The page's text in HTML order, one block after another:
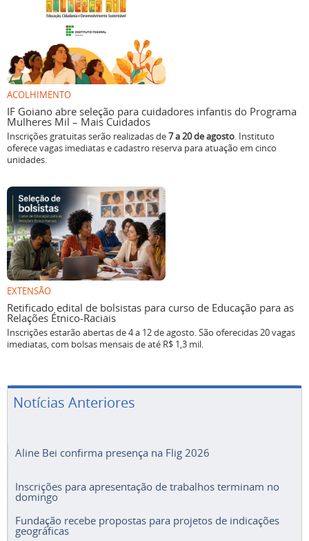
ACOLHIMENTO
IF Goiano abre seleção para cuidadores infantis do Programa
Mulheres Mil – Mais Cuidados
Inscrições gratuitas serão realizadas de7 a 20 de agosto. Instituto
oferece vagas imediatas e cadastro reserva para atuação em cinco
unidades.
EXTENSÃO
Retificado edital de bolsistas para curso de Educação para as
Relações Étnico-Raciais
Inscrições estarão abertas de 4 a 12 de agosto. São oferecidas 20 vagas
imediatas, com bolsas mensais de até R$ 1,3 mil.
Notícias Anteriores
Aline Bei confirma presença na Flig 2026
Inscrições para apresentação de trabalhos terminam no
domingo
Fundação recebe propostas para projetos de indicações
geográficas